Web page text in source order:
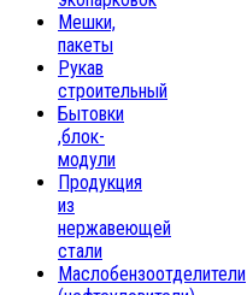
Мешки,
пакеты
Рукав
строительный
Бытовки
,блок-
модули
Продукция
из
нержавеющей
стали
Маслобензоотделители